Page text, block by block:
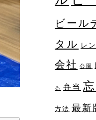
ビール
タル レ
会社 公園
る 弁当
方法 最新